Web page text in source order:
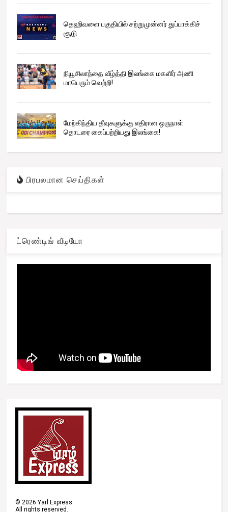
தெஹிவளை பகுதியில் சற்றுமுன்னர் துப்பாக்கிச்
சூடு
நியூசிலாந்தை வீழ்த்தி இலங்கை மகளிர் அணி
மாபெரும் வெற்றி!
மேற்கிந்திய தீவுகளுக்கு எதிரான ஒருநாள்
தொடரை கைப்பற்றியது இலங்கை!
பிரபலமான செய்திகள்
ட்ரெண்டிங் வீடியோ
©2026 Yarl Express
All rights reserved.